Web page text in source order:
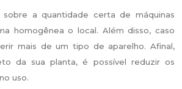
a quantidade certa de máquinas
homogênea o local. Além disso, caso
mais de um tipo de aparelho. Afinal,
da sua planta, é possível reduzir os
uso.